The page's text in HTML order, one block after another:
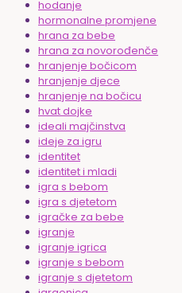
hodanje
hormonalne promjene
hrana za bebe
hrana za novorođenče
hranjenje bočicom
hranjenje djece
hranjenje na bočicu
hvat dojke
ideali majčinstva
ideje za igru
identitet
identitet i mladi
igra s bebom
igra s djetetom
igračke za bebe
igranje
igranje igrica
igranje s bebom
igranje s djetetom